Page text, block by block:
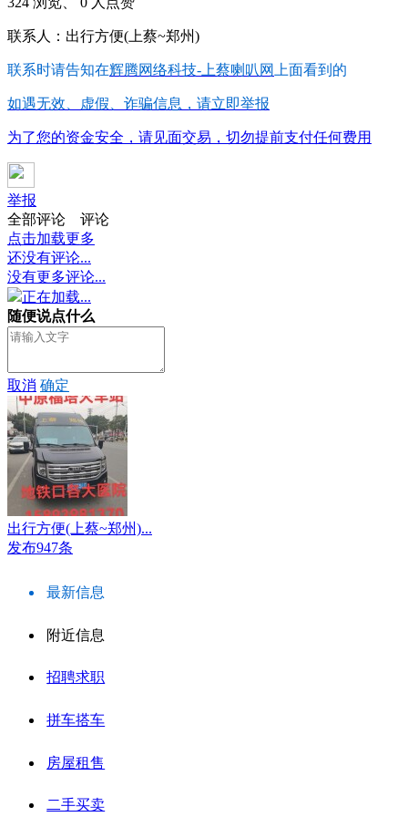
联系人：出行方便(上蔡~郑州)
联系时请告知在辉腾网络科技-上蔡喇叭网 上面看到的
如遇无效、虚假、诈骗信息，请立即举报
为了您的资金安全，请见面交易，切勿提前支付任何费用
举报
全部评论
评论
点击加载更多
还没有评论...
没有更多评论...
正在加载...
随便说点什么
取消 确定
出行方便(上蔡~郑州)...
发布947条
最新信息
附近信息
招聘求职
拼车搭车
房屋租售
二手买卖